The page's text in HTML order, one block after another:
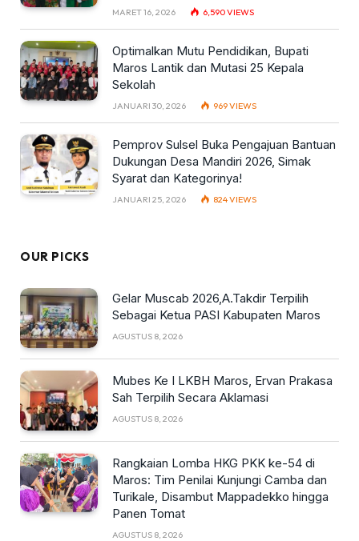
MARET 16, 2026 6,590VIEWS
Optimalkan Mutu Pendidikan, Bupati
Maros Lantik dan Mutasi 25 Kepala
Sekolah
JANUARI 30, 2026 969VIEWS
Pemprov Sulsel Buka Pengajuan Bantuan
Dukungan Desa Mandiri 2026, Simak
Syarat dan Kategorinya!
JANUARI 25, 2026 824VIEWS
OUR PICKS
Gelar Muscab 2026,A.Takdir Terpilih
Sebagai Ketua PASI Kabupaten Maros
AGUSTUS 8, 2026
Mubes Ke I LKBH Maros, Ervan Prakasa
Sah Terpilih Secara Aklamasi
AGUSTUS 8, 2026
Rangkaian Lomba HKG PKK ke-54 di
Maros: Tim Penilai Kunjungi Camba dan
Turikale, Disambut Mappadekko hingga
Panen Tomat
AGUSTUS 8, 2026